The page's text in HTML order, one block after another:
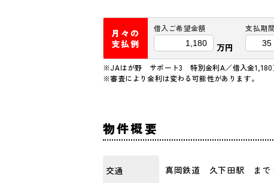
月々の
支払例
借入ご希望金額
万円
支払期間
※JAはが野 サポート3 特別金利A／借入金1,180
※審査により金利は変わる可能性があります。
物件概要
交通 真岡鉄道 久下田駅 まで